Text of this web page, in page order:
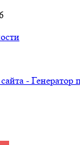
- Генератор